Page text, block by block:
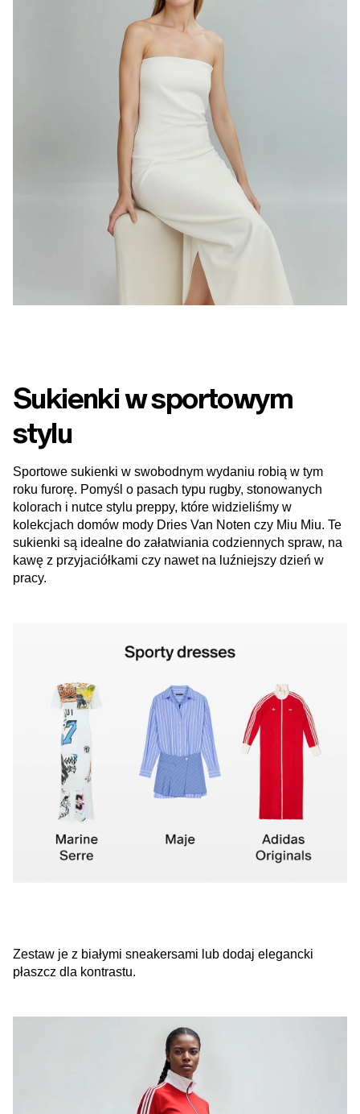
Sukienki w sportowym
stylu
Sportowe sukienki w swobodnym wydaniu robią w tym
roku furorę. Pomyśl o pasach typu rugby, stonowanych
kolorach i nutce stylu preppy, które widzieliśmy w
kolekcjach domów mody Dries Van Noten czy Miu Miu. Te
sukienki są idealne do załatwiania codziennych spraw, na
kawę z przyjaciółkami czy nawet na luźniejszy dzień w
pracy.
Zestaw je z białymi sneakersami lub dodaj elegancki
płaszcz dla kontrastu.